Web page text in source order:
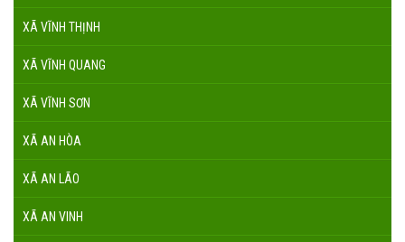
XÃ VĨNH THỊNH
XÃ VĨNH QUANG
XÃ VĨNH SƠN
XÃ AN HÒA
XÃ AN LÃO
XÃ AN VINH